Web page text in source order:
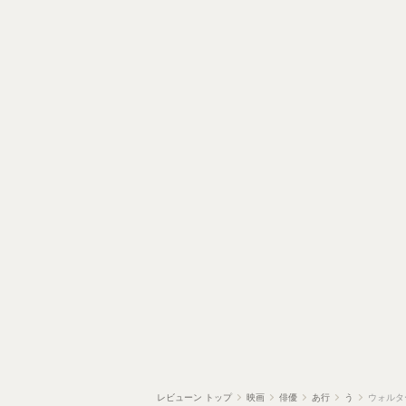
レビューン トップ 映画 俳優 あ行 う ウォル